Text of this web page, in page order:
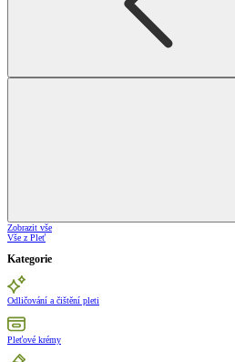
Zobrazit vše
Vše z Pleť
Kategorie
Odličování a čištění pleti
Pleťové krémy